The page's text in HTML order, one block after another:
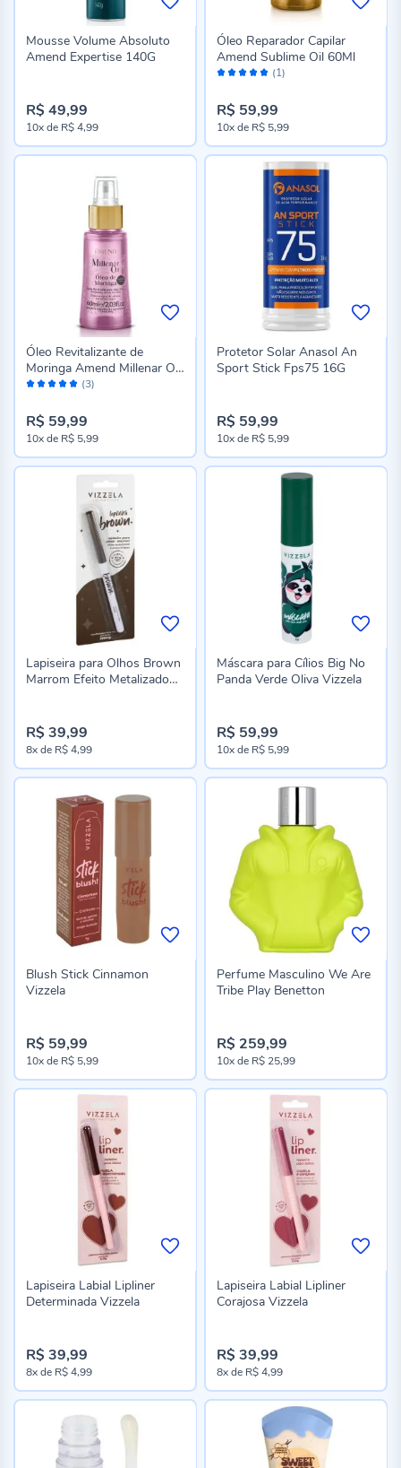
Mousse Volume Absoluto
Amend Expertise 140G
R$ 49,99
10xde R$ 4,99
Avaliação: (1)
Óleo Reparador Capilar
Amend Sublime Oil 60Ml
R$ 59,99
10xde R$ 5,99
Avaliação: (3)
Óleo Revitalizante de
Moringa Amend Millenar Oil
60Ml
R$ 59,99
10xde R$ 5,99
Protetor Solar Anasol An
Sport Stick Fps75 16G
R$ 59,99
10xde R$ 5,99
Lapiseira para Olhos Brown
Marrom Efeito Metalizado
R$ 39,99
8xde R$ 4,99
Máscara para Cílios Big No
Panda Verde Oliva Vizzela
R$ 59,99
10xde R$ 5,99
Blush Stick Cinnamon
Vizzela
R$ 59,99
10xde R$ 5,99
Perfume Masculino We Are
Tribe Play Benetton
R$ 259,99
10xde R$ 25,99
Lapiseira Labial Lipliner
Determinada Vizzela
R$ 39,99
8xde R$ 4,99
Lapiseira Labial Lipliner
Corajosa Vizzela
R$ 39,99
8xde R$ 4,99